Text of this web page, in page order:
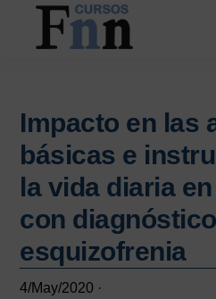
Saltar
contenido
Saltar
principal
online
Impacto en las
básicas e
la vida diaria
con
esquizofrenia
4/May/2020 ·